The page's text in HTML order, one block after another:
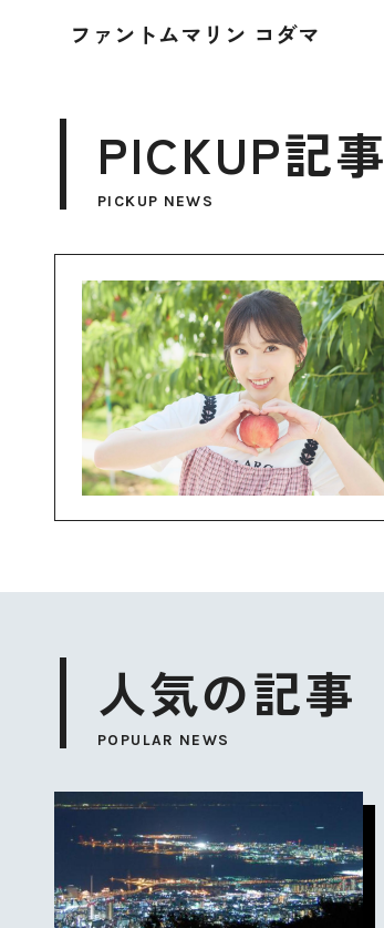
ファントムマリン コダマ
PICKUP記事
PICKUP NEWS
人気の記事
POPULAR NEWS